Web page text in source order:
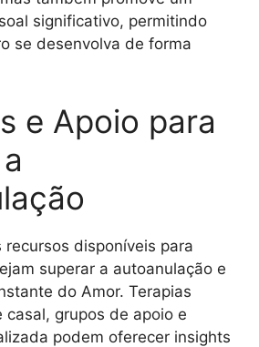
significativo, permitindo
se desenvolva de forma
e Apoio para
recursos disponíveis para
superar a autoanulação e
do Amor. Terapias
casal, grupos de apoio e
podem oferecer insights